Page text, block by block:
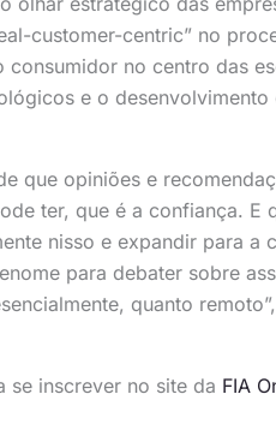
customer-centric” no
consumidor no centro das
e o
que opiniões e
ter, que é a confiança.
nisso e expandir para a
para debater sobre
quanto
se inscrever no site da FIA